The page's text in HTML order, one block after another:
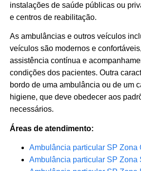
instalações de saúde públicas ou
e centros de reabilitação.
As ambulâncias e outros veículos
veículos são modernos e
assistência contínua e
condições dos pacientes. Outra
bordo de uma ambulância ou de um
higiene, que deve obedecer aos
necessários.
Áreas de atendimento:
Ambulância particular SP Zona
Ambulância particular SP Zona